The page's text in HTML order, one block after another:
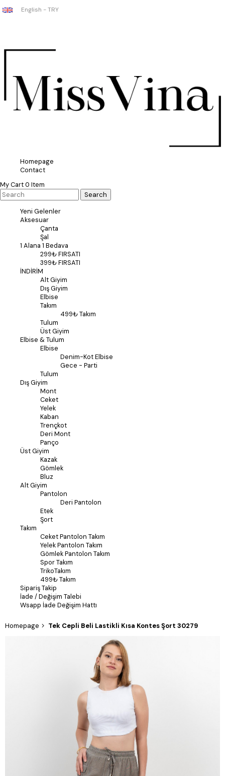
English - TRY
Homepage
Contact
My Cart0 Item
Yeni Gelenler
Aksesuar
Çanta
Şal
1 Alana 1 Bedava
299₺ FIRSATI
399₺ FIRSATI
İNDİRİM
Alt Giyim
Dış Giyim
Elbise
Takım
499₺ Takım
Tulum
Üst Giyim
Elbise & Tulum
Elbise
Denim-Kot Elbise
Gece - Parti
Tulum
Dış Giyim
Mont
Ceket
Yelek
Kaban
Trençkot
Deri Mont
Panço
Üst Giyim
Kazak
Gömlek
Bluz
Alt Giyim
Pantolon
Deri Pantolon
Etek
Şort
Takım
Ceket Pantolon Takım
Yelek Pantolon Takım
Gömlek Pantolon Takım
Spor Takım
TrikoTakım
499₺ Takım
Sipariş Takip
İade / Değişim Talebi
Wsapp İade Değişim Hattı
Homepage Tek Cepli Beli Lastikli Kısa Kontes Şort 30279